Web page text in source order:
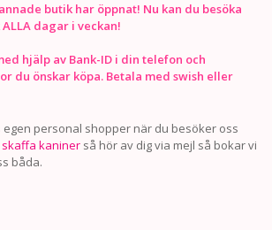
butik har öppnat! Nu kan du besöka
dagar i veckan!
hjälp av Bank-ID i din telefon och
du önskar köpa. Betala med swish eller
egen personal shopper när du besöker oss
skaffa kaniner så hör av dig via mejl så bokar vi
båda.